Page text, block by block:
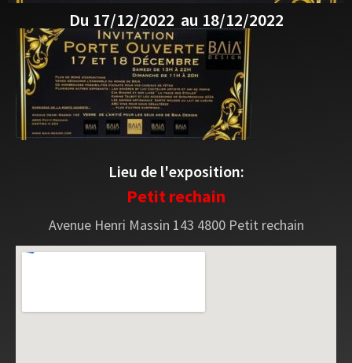
Du 17/12/2022 au 18/12/2022
Lieu de l'exposition:
Petit rechain
Avenue Henri Massin 143 4800 Petit rechain